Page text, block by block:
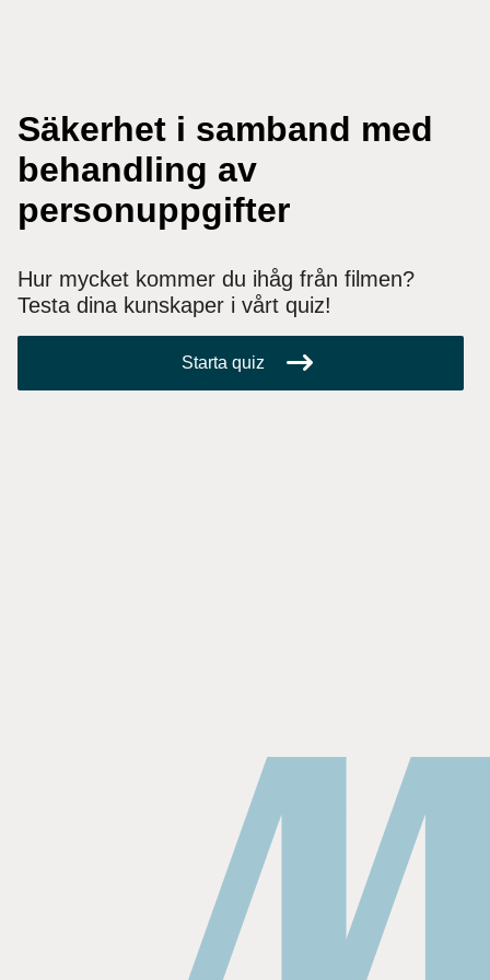
Säkerhet i samband med
behandling av
personuppgifter
Hur mycket kommer du ihåg från filmen?
Testa dina kunskaper i vårt quiz!
Starta quiz